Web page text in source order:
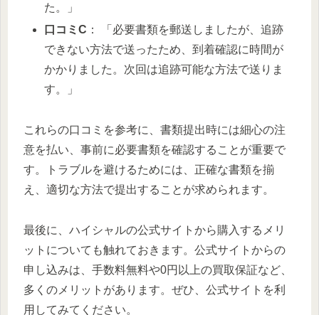
た。」
口コミC ： 「必要書類を郵送しましたが、追跡
できない方法で送ったため、到着確認に時間が
かかりました。次回は追跡可能な方法で送りま
す。」
これらの口コミを参考に、書類提出時には細心の注
意を払い、事前に必要書類を確認することが重要で
す。トラブルを避けるためには、正確な書類を揃
え、適切な方法で提出することが求められます。
最後に、ハイシャルの公式サイトから購入するメリ
ットについても触れておきます。公式サイトからの
申し込みは、手数料無料や0円以上の買取保証など、
多くのメリットがあります。ぜひ、公式サイトを利
用してみてください。